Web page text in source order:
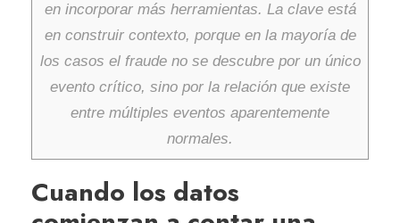
en incorporar más herramientas. La clave está
en construir contexto, porque en la mayoría de
los casos el fraude no se descubre por un único
evento crítico, sino por la relación que existe
entre múltiples eventos aparentemente
normales.
Cuando los datos